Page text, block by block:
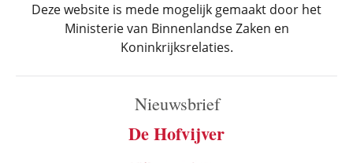
Deze website is mede mogelijk gemaakt door het
Ministerie van Binnenlandse Zaken en
Koninkrijksrelaties.
Nieuwsbrief
De Hofvijver